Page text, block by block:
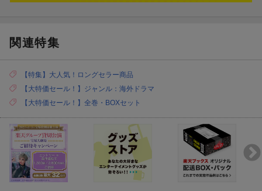
関連特集
【特集】大人気！ロングセラー商品
【大特価セール！】ジャンル：海外ドラマ
【大特価セール！】全巻・BOXセット